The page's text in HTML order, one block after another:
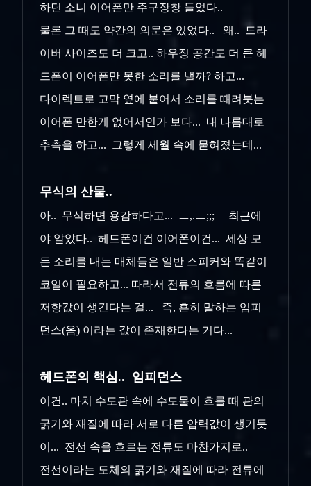
하던 소니 이어폰만 주구장창 들었다..
물론 그 때도 약간의 의문은 있었다.. 왜.. 드라
이버 사이즈도 더 크고.. 하우징 공간도 더 큰 헤
드폰이 이어폰만 못한 소리를 낼까? 하고...
다이렉트로 고막 옆에 붙어서 소리를 때려붓는
이어폰 만한게 없어서인가 보다... 내 나름대로
추측을 하고... 그렇게 세월 속에 묻혀졌는데...
무식의 산물..
아.. 무식하면 용감하다고... ㅡ,.ㅡ;;; 최근에
야 알았다.. 헤드폰이건 이어폰이건... 세상 모
든 소리를 내는 매체들은 일반 스피커와 똑같이
코일이 필요하고... 따라서 전류의 흐름에 따른
저항값이 생긴다는 걸... 즉, 흔히 말하는 임피
던스(옴) 이라는 값이 존재한다는 거다...
헤드폰의 핵심.. 임피던스
이건.. 마치 수도관 속에 수도물이 흐를 때 관의
굵기와 재질에 따라 서로 다른 압력값이 생기듯
이... 전선 속을 흐르는 전류도 마찬가지로..
전선이라는 도체의 굵기와 재질에 따라 전류에